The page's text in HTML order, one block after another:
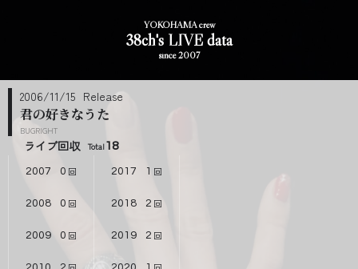
YOKOHAMA crew
38ch's LIVE data
since 2007
2006/11/15
君の好きなうた
BUGRIGHT
ライブ回収 18
2007 0
2008 0
2009 0
2017 1
2018 2
2019 2